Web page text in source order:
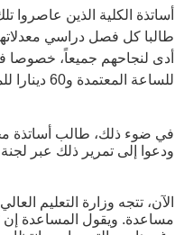
للساعة المعتمدة و60 دينارا للموازي – أصحاب المعدلات الأخفض من الحد الأدنى للقبول).
في ضوء ذلك، طالب أساتذة
ودعوا إلى تمرير ذلك عبر لجنة القبول
الآن، تتجه وزارة التعليم
مساعدة. ويقول المساعدة إن